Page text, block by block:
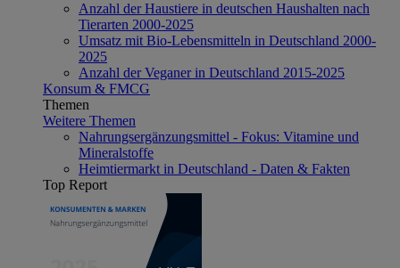
Anzahl der Haustiere in deutschen Haushalten nach
Tierarten 2000-2025
Umsatz mit Bio-Lebensmitteln in Deutschland 2000-
2025
Anzahl der Veganer in Deutschland 2015-2025
Konsum & FMCG
Themen
Weitere Themen
Nahrungsergänzungsmittel - Fokus: Vitamine und
Mineralstoffe
Heimtiermarkt in Deutschland - Daten & Fakten
Top Report